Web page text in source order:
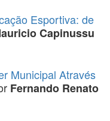
Esportiva: de
Capinussu
Municipal Através
Fernando Renato